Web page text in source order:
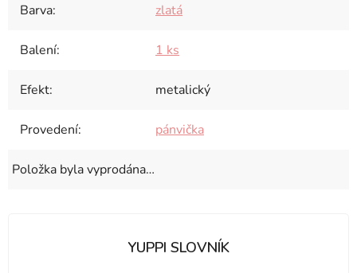
Barva: zlatá
Balení: 1 ks
Efekt: metalický
Provedení: pánvička
Položka byla vyprodána…
YUPPI SLOVNÍK